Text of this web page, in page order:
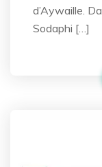
d’Aywaille.
Sodaphi […]